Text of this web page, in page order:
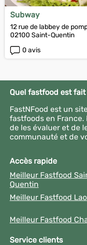
Subway
12 rue de labbey de
02100 Saint-Quentin
0 avis
Quel fastfood est
FastNFood est un
fastfoods en France.
de les évaluer et de
communauté et de
Accès rapide
Meilleur Fastfood
Quentin
Meilleur Fastfood
Meilleur Fastfood
Service clients